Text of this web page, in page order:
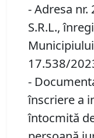
- Adresa nr.
S.R.L.,
17.538/
-
înscriere a
întocmită